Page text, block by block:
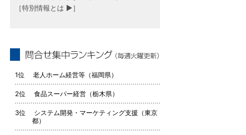
［特別情報とは ▶］
1位 老人ホーム経営等（福岡県）
2位 食品スーパー経営（栃木県）
3位 システム開発・マーケティング支援（東京
都）